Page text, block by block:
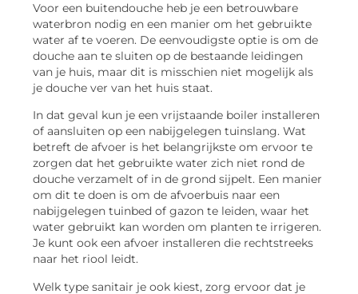
Voor een buitendouche heb je een betrouwbare
waterbron nodig en een manier om het gebruikte
water af te voeren. De eenvoudigste optie is om de
douche aan te sluiten op de bestaande leidingen
van je huis, maar dit is misschien niet mogelijk als
je douche ver van het huis staat.
In dat geval kun je een vrijstaande boiler installeren
of aansluiten op een nabijgelegen tuinslang. Wat
betreft de afvoer is het belangrijkste om ervoor te
zorgen dat het gebruikte water zich niet rond de
douche verzamelt of in de grond sijpelt. Een manier
om dit te doen is om de afvoerbuis naar een
nabijgelegen tuinbed of gazon te leiden, waar het
water gebruikt kan worden om planten te irrigeren.
Je kunt ook een afvoer installeren die rechtstreeks
naar het riool leidt.
Welk type sanitair je ook kiest, zorg ervoor dat je